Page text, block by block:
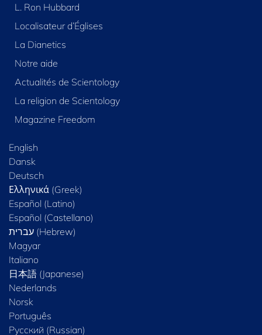
L. Ron Hubbard
Localisateur d’Églises
La Dianetics
Notre aide
Actualités de Scientology
La religion de Scientology
Magazine Freedom
English
Dansk
Deutsch
Ελληνικά (Greek)
Español (Latino)
Español (Castellano)
Magyar
Italiano
日本語 (Japanese)
Nederlands
Norsk
Português
Русский (Russian)